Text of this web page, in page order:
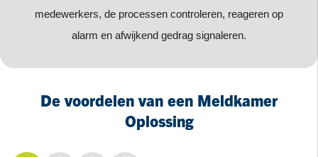
medewerkers, de processen controleren, reageren op
alarm en afwijkend gedrag signaleren.
De voordelen van een Meldkamer
Oplossing